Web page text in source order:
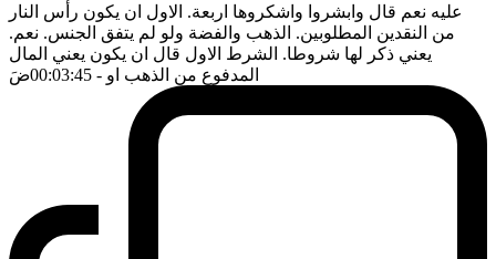
عليه نعم قال وابشروا واشكروها اربعة. الاول ان يكون رأس النار
من النقدين المطلوبين. الذهب والفضة ولو لم يتفق الجنس. نعم.
يعني ذكر لها شروطا. الشرط الاول قال ان يكون يعني المال
المدفوع من الذهب او - 00:03:45 ضَ